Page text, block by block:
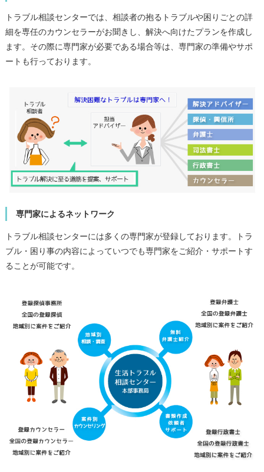
トラブル相談センターでは、相談者の抱るトラブルや困りごとの詳
細を専任のカウンセラーがお聞きし、解決へ向けたプランを作成し
ます。その際に専門家が必要である場合等は、専門家の準備やサポ
ートも行っております。
専門家によるネットワーク
トラブル相談センターには多くの専門家が登録しております。トラ
ブル・困り事の内容によっていつでも専門家をご紹介・サポートす
ることが可能です。